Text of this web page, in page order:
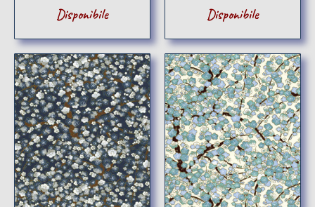
Disponibile Disponibile